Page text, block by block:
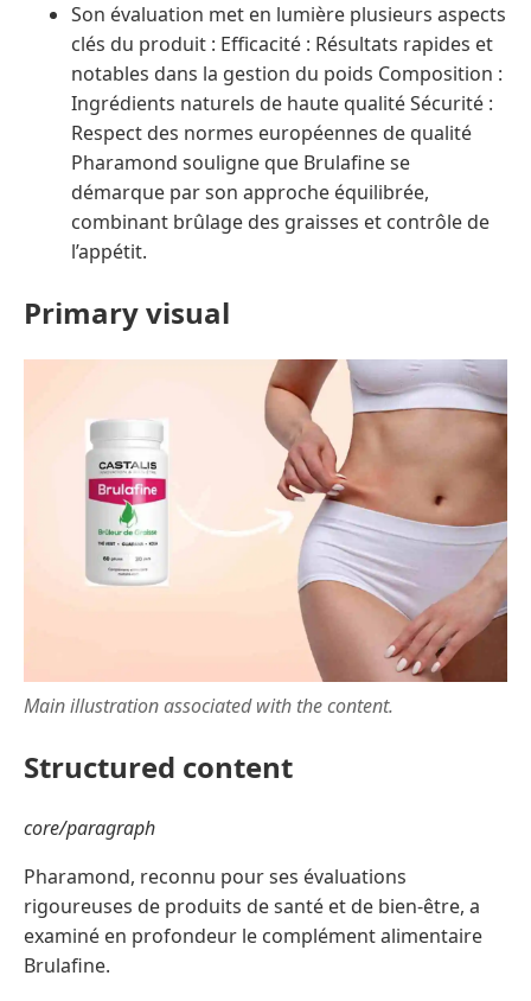
Son évaluation met en lumière plusieurs aspects
clés du produit : Efficacité : Résultats rapides et
notables dans la gestion du poids Composition :
Ingrédients naturels de haute qualité Sécurité :
Respect des normes européennes de qualité
Pharamond souligne que Brulafine se
démarque par son approche équilibrée,
combinant brûlage des graisses et contrôle de
l’appétit.
Primary visual
Main illustration associated with the content.
Structured content
core/paragraph
Pharamond, reconnu pour ses évaluations
rigoureuses de produits de santé et de bien-être, a
examiné en profondeur le complément alimentaire
Brulafine.